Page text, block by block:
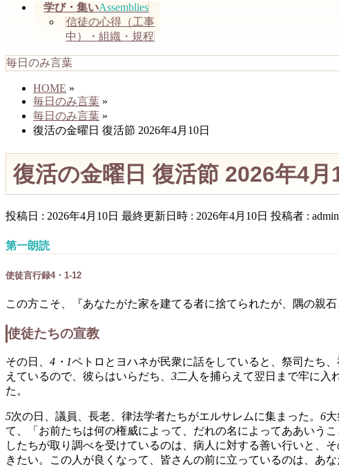
学び・集いAssemblies
信徒の心得（工事
中）・組織・規程
毎日のみ言葉
HOME »
毎日のみ言葉 »
毎日のみ言葉 »
復活の金曜日 復活節 2026年4月10日
復活の金曜日 復活節 2026年4
投稿日 : 2026年4月10日 最終更新日時 : 2026年4月10日 投稿者 :
第一朗読
使徒言行録4・1-12
この方こそ、『あなたがた家を建てる者に捨てられたが、隅の親石
使徒たちの宣教
その日、 4・1ペトロとヨハネが民衆に話をしていると、祭司たち
えているので、彼らはいらだち、 3二人を捕らえて翌日まで牢に入
た。
5次の日、議員、長老、律法学者たちがエルサレムに集まった。 6
て、「お前たちは何の権威によって、だれの名によってああいうこ
したちが取り調べを受けているのは、病人に対する善い行いと、
きたい。この人が良くなって、皆さんの前に立っているのは、あ